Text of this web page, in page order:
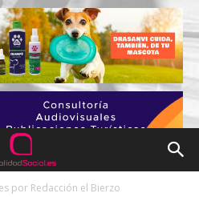
por Redacción el Bierzo